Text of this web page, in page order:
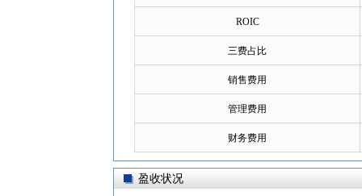
ROIC
三费占比
销售费用
管理费用
财务费用
盈收状况